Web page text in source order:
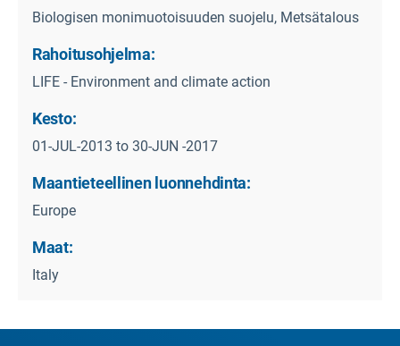
Biologisen monimuotoisuuden suojelu, Metsätalous
Rahoitusohjelma:
LIFE - Environment and climate action
Kesto:
01-JUL-2013 to 30-JUN -2017
Maantieteellinen luonnehdinta:
Europe
Maat:
Italy